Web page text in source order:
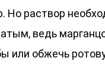
Но раствор
ведь
или обжечь